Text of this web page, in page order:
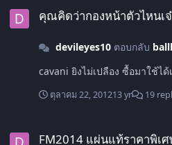
คุณคิดว่ากองหน้าตัวไหนเ
devileyes10ตอบกลับ
cavani ยิงไม่เปลือง ซื้อมา
ตุลาคม 22, 201213 yr 19
FM2014 แผ่นแท้ราคาพิเ